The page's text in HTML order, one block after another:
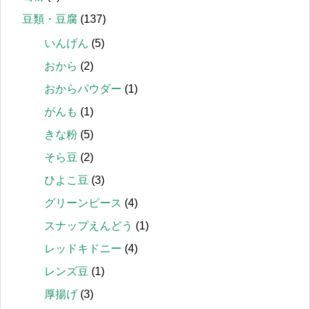
豆類・豆腐 (137)
いんげん (5)
おから (2)
おからパウダー (1)
がんも (1)
きな粉 (5)
そら豆 (2)
ひよこ豆 (3)
グリーンピース (4)
スナップえんどう (1)
レッドキドニー (4)
レンズ豆 (1)
厚揚げ (3)